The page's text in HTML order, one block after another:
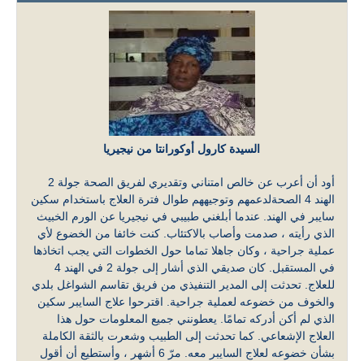
السيدة كارول أوكورانتا من نيجيريا
أود أن أعرب عن خالص امتناني وتقديري لفريق الصحة جولة 2
الهند 4 الصحةلدعمهم وتوجيههم طوال فترة العلاج باستخدام سكين
سايبر في الهند. عندما أبلغني طبيبي في نيجيريا عن الورم الخبيث
الذي رأيته ، صدمت وأصاب بالاكتئاب. كنت خائفا من الخضوع لأي
عملية جراحية ، وكان جاهلا تماما حول الخطوات التي يجب اتخاذها
في المستقبل. كان صديقي الذي أشار إلى جولة 2 في الهند 4
للعلاج. تحدثت إلى المدير التنفيذي من فريق تقاسم الشواغل بلدي
والخوف من خضوعه لعملية جراحية. اقترحوا علاج السايبر سكين
الذي لم أكن أدركه تمامًا. يعطونني جميع المعلومات حول هذا
العلاج الإشعاعي. كما تحدثت إلى الطبيب وشعرت بالثقة الكاملة
بشأن خضوعه لعلاج السايبر معه. مرّ 6 أشهر ، وأستطيع أن أقول